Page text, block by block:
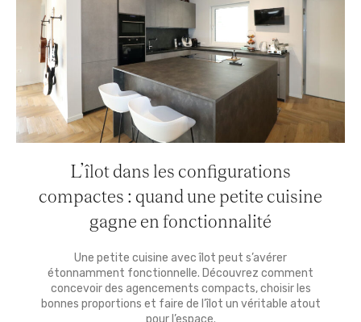
L’îlot dans les configurations
compactes : quand une petite cuisine
gagne en fonctionnalité
Une petite cuisine avec îlot peut s’avérer
étonnamment fonctionnelle. Découvrez comment
concevoir des agencements compacts, choisir les
bonnes proportions et faire de l’îlot un véritable atout